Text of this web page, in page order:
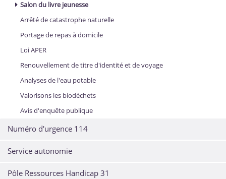
Salon du livre jeunesse
Arrêté de catastrophe naturelle
Portage de repas à domicile
Loi APER
Renouvellement de titre d'identité et de voyage
Analyses de l'eau potable
Valorisons les biodéchets
Avis d'enquête publique
Numéro d'urgence 114
Service autonomie
Pôle Ressources Handicap 31